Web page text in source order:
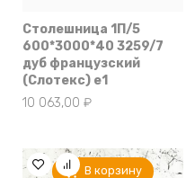
Столешница 1П/5
600*3000*40 3259/7
дуб французский
(Слотекс) e1
10 063,00 ₽
В корзину